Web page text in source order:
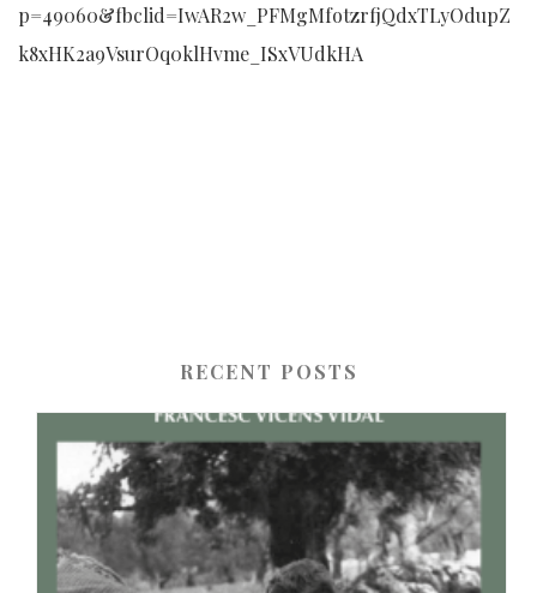
p=49060&fbclid=IwAR2w_PFMgMfotzrfjQdxTLyOdupZ
k8xHK2a9VsurOq0klHvme_ISxVUdkHA
RECENT POSTS